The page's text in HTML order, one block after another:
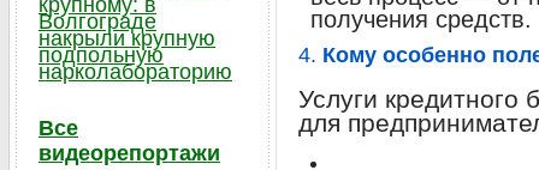
получения средств.
4. Кому особенно
Услуги кредитного
для
крупному: в
Волгограде
накрыли крупную
подпольную
нарколабораторию
Все
видеорепортажи